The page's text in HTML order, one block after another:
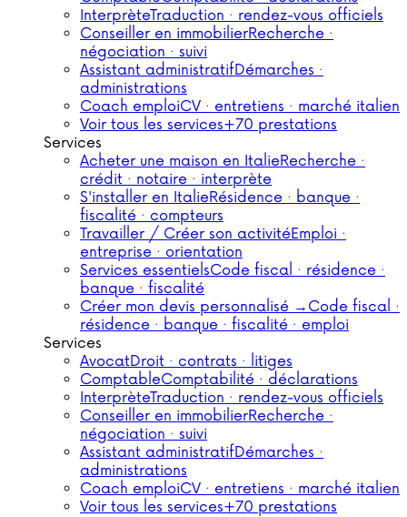
InterprèteTraduction · rendez-vous officiels
Conseiller en immobilierRecherche ·
négociation · suivi
Assistant administratifDémarches ·
administrations
Coach emploiCV · entretiens · marché italien
Voir tous les services+70 prestations
Services
Acheter une maison en ItalieRecherche ·
crédit · notaire · interprète
S'installer en ItalieRésidence · banque ·
fiscalité · compteurs
Travailler / Créer son activitéEmploi ·
entreprise · orientation
Services essentielsCode fiscal · résidence ·
banque · fiscalité
Créer mon devis personnalisé → Code fiscal ·
résidence · banque · fiscalité · emploi
Services
AvocatDroit · contrats · litiges
ComptableComptabilité · déclarations
InterprèteTraduction · rendez-vous officiels
Conseiller en immobilierRecherche ·
négociation · suivi
Assistant administratifDémarches ·
administrations
Coach emploiCV · entretiens · marché italien
Voir tous les services+70 prestations